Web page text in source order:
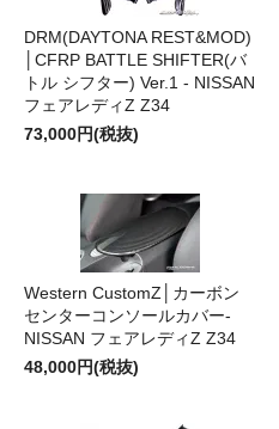
DRM(DAYTONA REST&MOD)
│CFRP BATTLE SHIFTER(バ
トル シフター) Ver.1 - NISSAN
フェアレディZ Z34
73,000円(税抜)
Western CustomZ│カーボン
センターコンソールカバー-
NISSAN フェアレディZ Z34
48,000円(税抜)